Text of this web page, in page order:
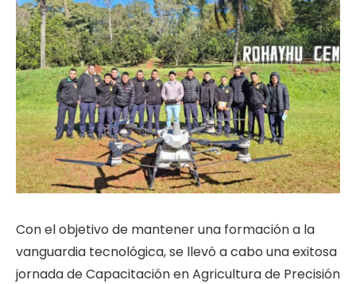
Con el objetivo de mantener una formación a la
vanguardia tecnológica, se llevó a cabo una exitosa
jornada de Capacitación en Agricultura de Precisión